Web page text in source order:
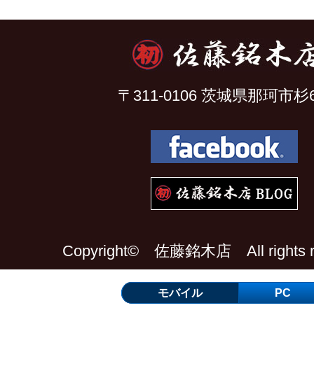
〒311-0106 茨城県那珂市杉
Copyright© 佐藤銘木店 All rights
モバイル PC